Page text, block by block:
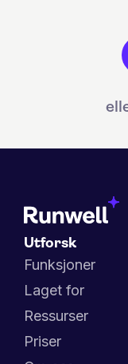
Utforsk
Funksjoner
Laget for
Ressurser
Priser